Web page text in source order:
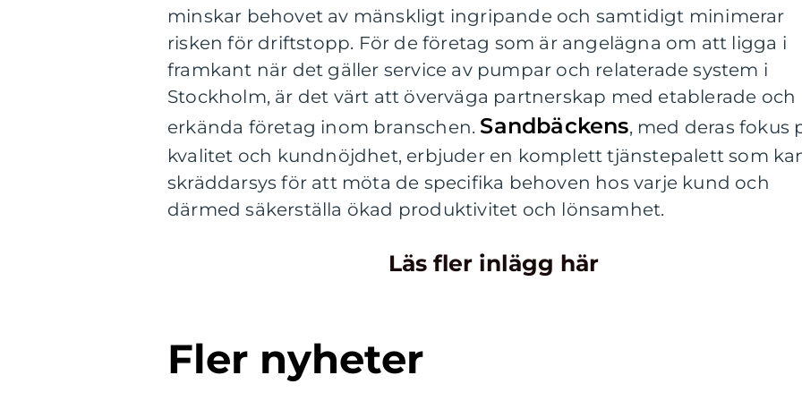
minskar behovet av mänskligt ingripande och samtidigt minimerar
risken för driftstopp. För de företag som är angelägna om att ligga i
framkant när det gäller service av pumpar och relaterade system i
Stockholm, är det värt att överväga partnerskap med etablerade och
erkända företag inom branschen. Sandbäckens, med deras fokus
kvalitet och kundnöjdhet, erbjuder en komplett tjänstepalett som
skräddarsys för att möta de specifika behoven hos varje kund och
därmed säkerställa ökad produktivitet och lönsamhet.
Läs fler inlägg här
Fler nyheter